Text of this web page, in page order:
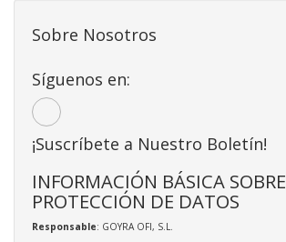
Sobre Nosotros
Síguenos en:
¡Suscríbete a Nuestro Boletín!
INFORMACIÓN BÁSICA SOBRE
PROTECCIÓN DE DATOS
Responsable: GOYRA OFI, S.L.